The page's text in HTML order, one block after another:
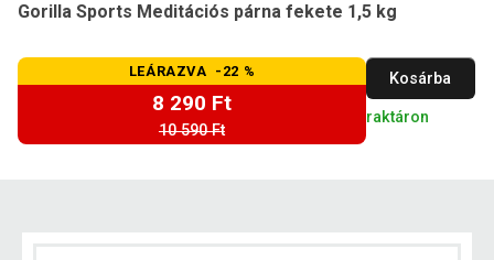
Gorilla Sports Meditációs párna fekete 1,5 kg
LEÁRAZVA -22 %
8 290 Ft
10 590 Ft
Kosárba
raktáron